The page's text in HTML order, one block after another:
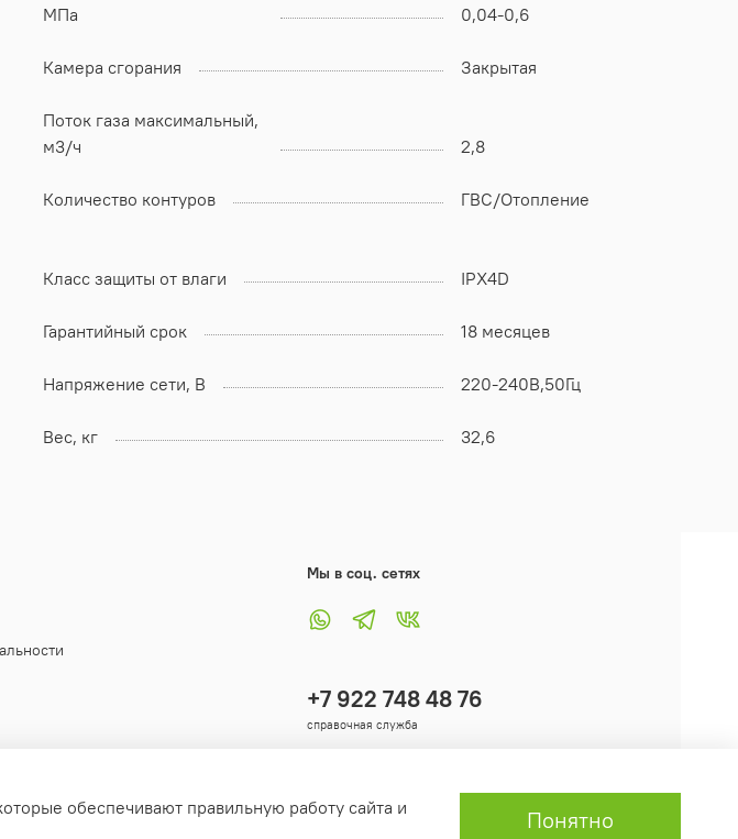
МПа
0,04-0,6
Камера сгорания Закрытая
Поток газа максимальный,
м3/ч
2,8
Количество контуров ГВС/Отопление
Класс защиты от влаги IPX4D
Гарантийный срок 18 месяцев
Напряжение сети, В 220-240В,50Гц
Вес, кг 32,6
Мы в соц. сетях
+7 922 748 48 76
справочная служба
обеспечивают правильную работу сайта и
Понятно